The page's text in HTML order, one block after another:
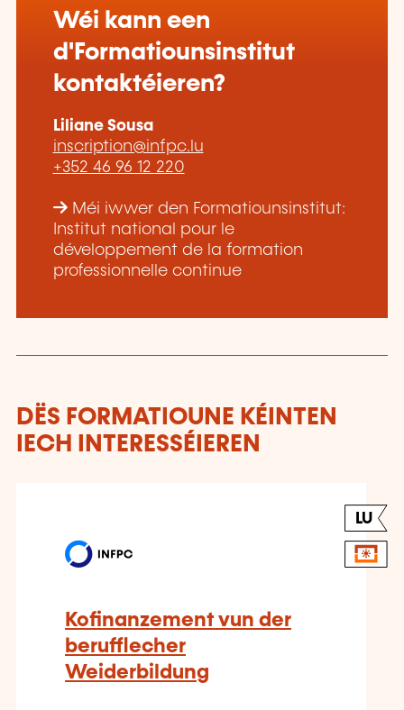
Wéi kann een
d'Formatiounsinstitut
kontaktéieren?
Liliane Sousa
inscription@infpc.lu
+352 46 96 12 220
Méi iwwer den Formatiounsinstitut:
Institut national pour le
développement de la formation
professionnelle continue
DËS FORMATIOUNE KÉINTEN
IECH INTERESSÉIEREN
LU
Kofinanzement vun der
berufflecher
Weiderbildung